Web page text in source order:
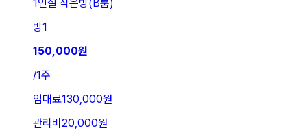
1인실 작은방(B룸)
방1
150,000원
/1주
임대료130,000원
관리비 20,000원